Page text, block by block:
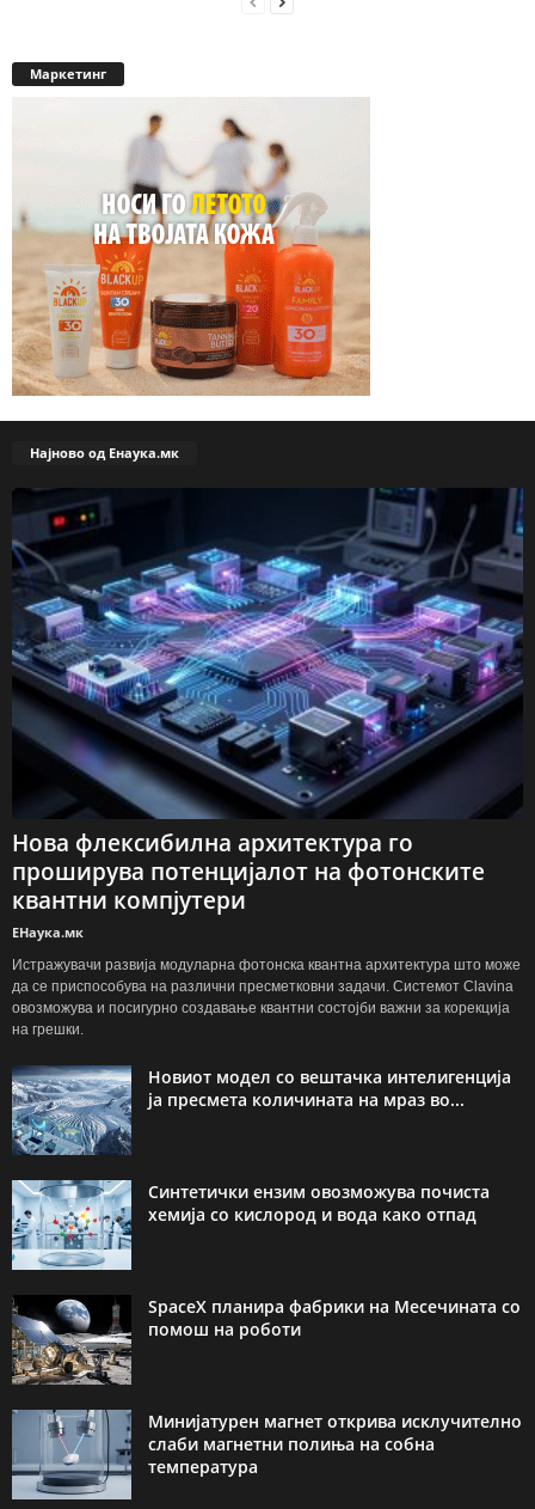
Маркетинг
Најново од Енаука.мк
Нова флексибилна архитектура го
проширува потенцијалот на фотонските
квантни компјутери
ЕНаука.мк
Истражувачи развија модуларна фотонска квантна архитектура што може
да се приспособува на различни пресметковни задачи. Системот Clavina
овозможува и посигурно создавање квантни состојби важни за корекција
на грешки.
Новиот модел со вештачка интелигенција
ја пресмета количината на мраз во...
Синтетички ензим овозможува почиста
хемија со кислород и вода како отпад
SpaceX планира фабрики на Месечината со
помош на роботи
Минијатурен магнет открива исклучително
слаби магнетни полиња на собна
температура